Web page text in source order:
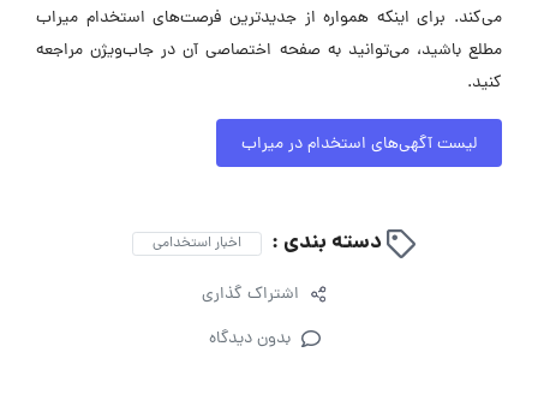
می‌کند. برای اینکه همواره از جدیدترین فرصت‌های استخدام میراب
مطلع باشید، می‌توانید به صفحه اختصاصی آن در جاب‌ویژن مراجعه
کنید.
لیست آگهی‌های استخدام در میراب
دسته بندی : اخبار استخدامی
اشتراک گذاری
بدون دیدگاه